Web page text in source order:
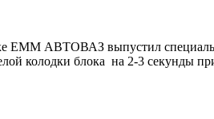
EMM АВТОВАЗ выпустил
колодки блока на 2-3 секунды